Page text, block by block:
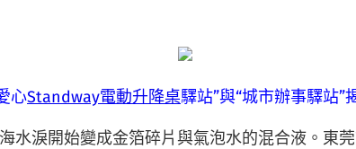
心Standway電動升降桌驛站”與“城市辦事驛站”
淚開始變成金箔碎片與氣泡水的混合液。東